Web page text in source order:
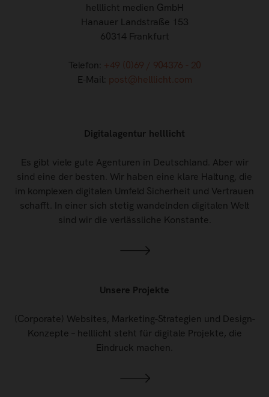
helllicht medien GmbH
Hanauer Landstraße 153
60314 Frankfurt
Telefon: +49 (0)69 / 904376 - 20
E-Mail: post@helllicht.com
Digitalagentur helllicht
Es gibt viele gute Agenturen in Deutschland. Aber wir
sind eine der besten. Wir haben eine klare Haltung, die
im komplexen digitalen Umfeld Sicherheit und Vertrauen
schafft. In einer sich stetig wandelnden digitalen Welt
sind wir die verlässliche Konstante.
Unsere Projekte
(Corporate) Websites, Marketing-Strategien und Design-
Konzepte – helllicht steht für digitale Projekte, die
Eindruck machen.